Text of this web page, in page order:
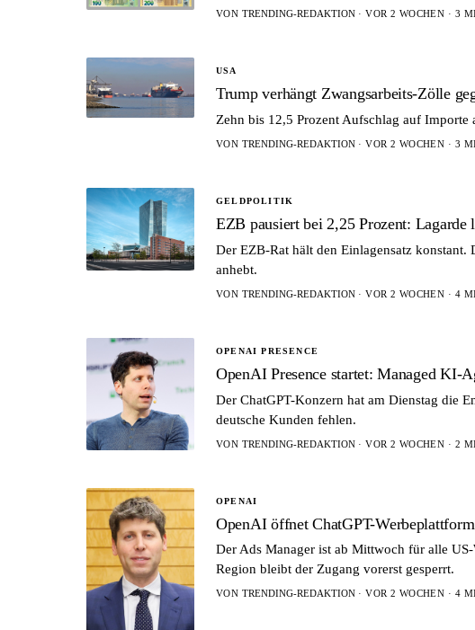
VON TRENDING-REDAKTION· VOR 2 WOCHEN · 3
USA
Trump verhängt Zwangsarbeits-Zölle
Zehn bis 12,5 Prozent Aufschlag auf Importe
VON TRENDING-REDAKTION· VOR 2 WOCHEN · 3
GELDPOLITIK
EZB pausiert bei 2,25 Prozent:
Der EZB-Rat hält den Einlagensatz
anhebt.
VON TRENDING-REDAKTION· VOR 2 WOCHEN · 4
OPENAI PRESENCE
OpenAI Presence startet: Managed KI-
Der ChatGPT-Konzern hat am Dienstag die
deutsche Kunden fehlen.
VON TRENDING-REDAKTION· VOR 2 WOCHEN · 2
OPENAI
OpenAI öffnet ChatGPT-
Der Ads Manager ist ab Mittwoch für alle
Region bleibt der Zugang vorerst gesperrt.
VON TRENDING-REDAKTION· VOR 2 WOCHEN · 4